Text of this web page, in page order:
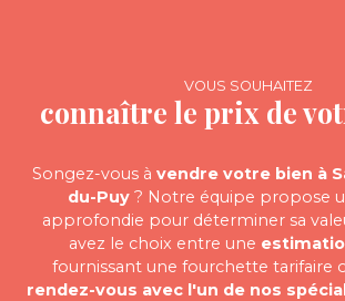
VOUS SOUHAITEZ
connaître le prix de
Songez-vous à vendre votre bien à
du-Puy ? Notre équipe propose
approfondie pour déterminer sa
avez le choix entre une
fournissant une fourchette tarifaire
rendez-vous avec l'un de nos